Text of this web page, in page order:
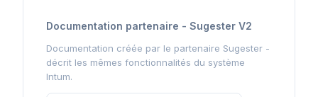
Documentation partenaire - Sugester V2
Documentation créée par le partenaire Sugester -
décrit les mêmes fonctionnalités du système
Intum.